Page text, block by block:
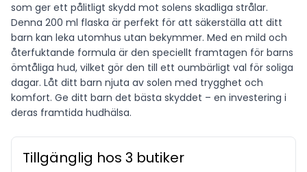
som ger ett pålitligt skydd mot solens skadliga strålar.
Denna 200 ml flaska är perfekt för att säkerställa att ditt
barn kan leka utomhus utan bekymmer. Med en mild och
återfuktande formula är den speciellt framtagen för barns
ömtåliga hud, vilket gör den till ett oumbärligt val för soliga
dagar. Låt ditt barn njuta av solen med trygghet och
komfort. Ge ditt barn det bästa skyddet – en investering i
deras framtida hudhälsa.
Tillgänglig hos 3 butiker